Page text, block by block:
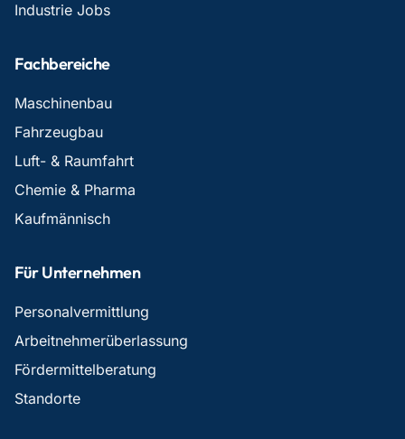
Industrie Jobs
Fachbereiche
Maschinenbau
Fahrzeugbau
Luft- & Raumfahrt
Chemie & Pharma
Kaufmännisch
Für Unternehmen
Personalvermittlung
Arbeitnehmerüberlassung
Fördermittelberatung
Standorte